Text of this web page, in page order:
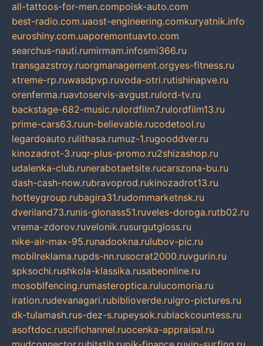
all-tattoos-for-men.compoisk-auto.com
best-radio.com.uaost-engineering.comkuryatnik.info
euroshiny.com.uaporemontuavto.com
searchus-nauti.rumirmam.infosmi366.ru
transgazstroy.ruorgmanagement.orgyes-fitness.ru
xtreme-rp.ruwasdpvp.ruvoda-otri.rutishinapve.ru
orenferma.ruavtoservis-avgust.rulord-tv.ru
backstage-682-music.rulordfilm7.rulordfilm13.ru
prime-cars63.ruun-believable.rucodetool.ru
legardoauto.rulithasa.rumuz-1.rugooddver.ru
kinozadrot-3.ruqr-plus-promo.ru2shizashop.ru
udalenka-club.runerabotaetsite.rucarszona-bu.ru
dash-cash-now.rubravoprod.rukinozadrot13.ru
hotteygroup.rubagira31.rudommarketnsk.ru
dveriland73.runis-glonass51.ruveles-doroga.rutb02.ru
vrema-zdorov.ruvelonik.rusurgutgloss.ru
nike-air-max-95.runadookna.rulubov-pic.ru
mobilreklama.rupds-nn.rusocrat2000.ruvgurin.ru
spksochi.rushkola-klassika.rusabeonline.ru
mosoblfencing.rumasteroptica.rulucomoria.ru
iration.rudevanagari.rubiblioverde.ruigro-pictures.ru
dk-tulamash.rus-dez-s.rupeysok.rublackcountess.ru
asoftdoc.ruscifichannel.ruocenka-appraisal.ru